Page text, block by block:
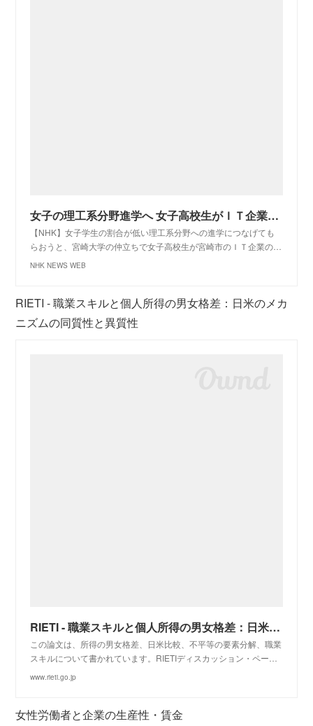
女子の理工系分野進学へ 女子高校生がＩＴ企業社員と交流｜NHK 宮崎県のニュース
【NHK】女子学生の割合が低い理工系分野への進学につなげても
らおうと、宮崎大学の仲立ちで女子高校生が宮崎市のＩＴ企業の…
NHK NEWS WEB
RIETI - 職業スキルと個人所得の男女格差：日米のメカ
ニズムの同質性と異質性
RIETI - 職業スキルと個人所得の男女格差：日米のメカニズムの同質性と異質性
この論文は、所得の男女格差、日米比較、不平等の要素分解、職業
スキルについて書かれています。RIETIディスカッション・ペー…
www.rieti.go.jp
女性労働者と企業の生産性・賃金